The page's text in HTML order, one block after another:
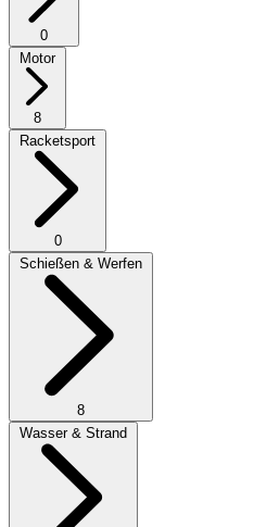
0
Motor
8
0
8